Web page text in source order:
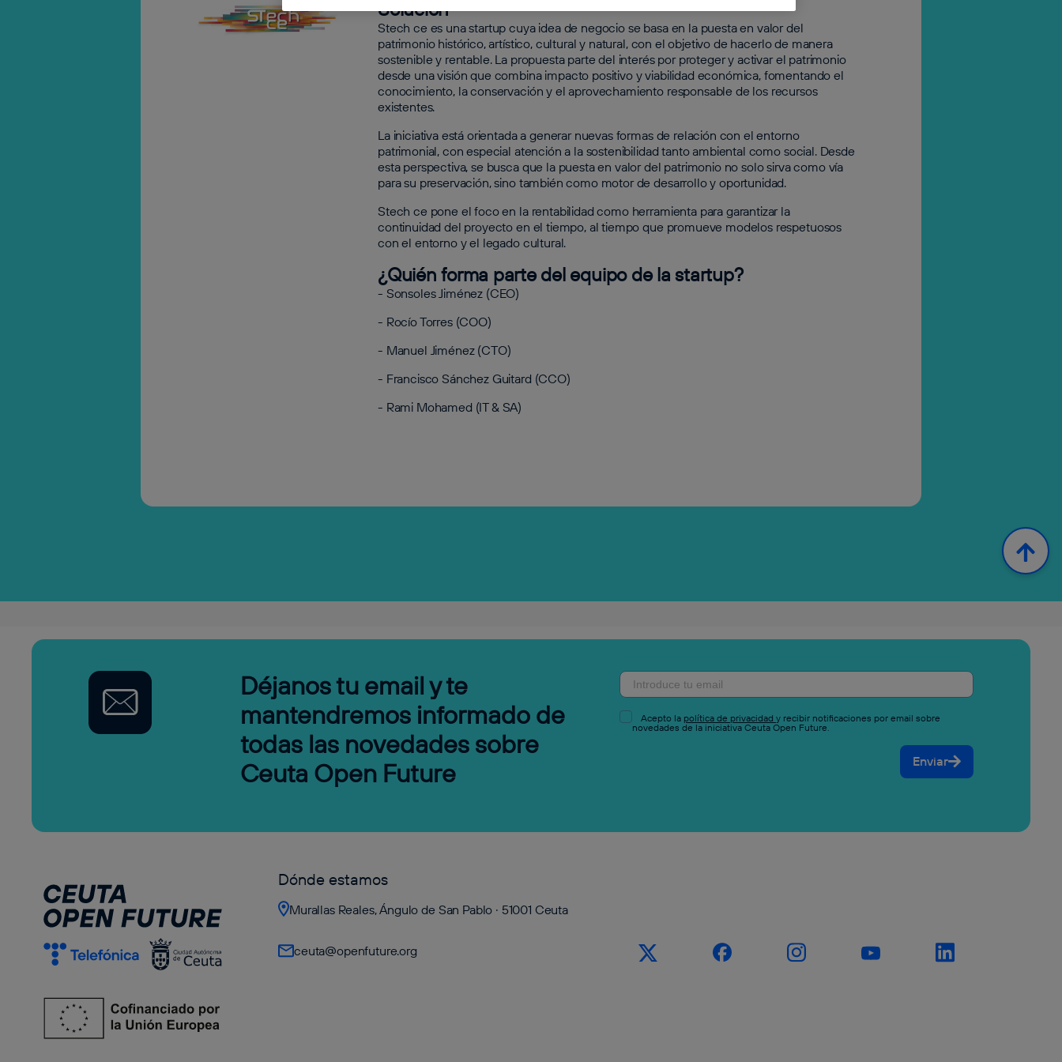
Solución
Stech ce es una startup cuya idea de negocio se basa en la puesta en valor del
patrimonio histórico, artístico, cultural y natural, con el objetivo de hacerlo de manera
sostenible y rentable. La propuesta parte del interés por proteger y activar el patrimonio
desde una visión que combina impacto positivo y viabilidad económica, fomentando el
conocimiento, la conservación y el aprovechamiento responsable de los recursos
existentes.
La iniciativa está orientada a generar nuevas formas de relación con el entorno
patrimonial, con especial atención a la sostenibilidad tanto ambiental como social. Desde
esta perspectiva, se busca que la puesta en valor del patrimonio no solo sirva como vía
para su preservación, sino también como motor de desarrollo y oportunidad.
Stech ce pone el foco en la rentabilidad como herramienta para garantizar la
continuidad del proyecto en el tiempo, al tiempo que promueve modelos respetuosos
con el entorno y el legado cultural.
¿Quién forma parte del equipo de la startup?
- Sonsoles Jiménez (CEO)
- Rocío Torres (COO)
- Manuel Jiménez (CTO)
- Francisco Sánchez Guitard (CCO)
- Rami Mohamed (IT & SA)
Déjanos tu email y te
mantendremos informado de
todas las novedades sobre
Ceuta Open Future
Acepto la política de privacidad y recibir notificaciones por email sobre
novedades de la iniciativa Ceuta Open Future.
Enviar
Dónde estamos
Murallas Reales, Ángulo de San Pablo · 51001 Ceuta
ceuta@openfuture.org